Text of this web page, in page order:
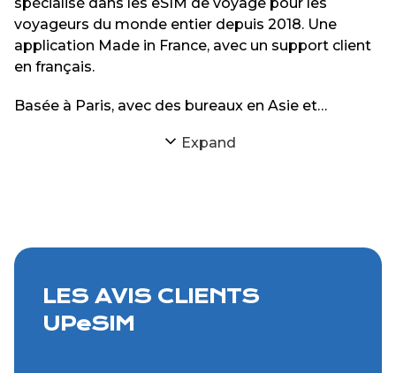
voyageurs du monde entier depuis 2018. Une
application Made in France, avec un support client
en français.
Basée à Paris, avec des bureaux en Asie et
aux voyageurs du monde la meilleure couverture et
Expand
LES AVIS CLIENTS
UPeSIM